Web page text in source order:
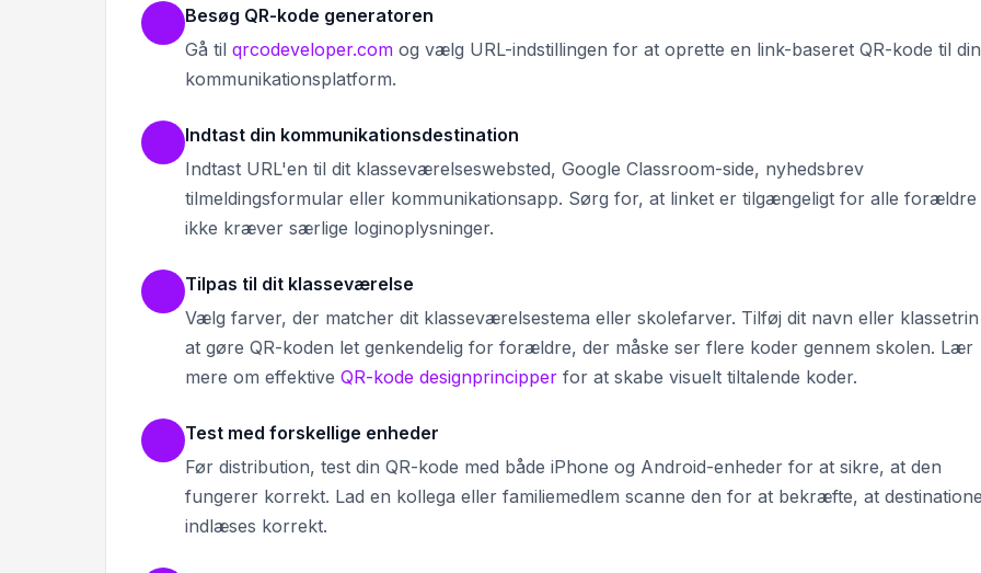
Besøg QR-kode generatoren
Gå til qrcodeveloper.com og vælg URL-indstillingen for at oprette en link-baseret QR-kode til din
kommunikationsplatform.
Indtast din kommunikationsdestination
Indtast URL'en til dit klasseværelseswebsted, Google Classroom-side, nyhedsbrev
tilmeldingsformular eller kommunikationsapp. Sørg for, at linket er tilgængeligt for alle forældre
ikke kræver særlige loginoplysninger.
Tilpas til dit klasseværelse
Vælg farver, der matcher dit klasseværelsestema eller skolefarver. Tilføj dit navn eller
at gøre QR-koden let genkendelig for forældre, der måske ser flere koder gennem skolen. Lær
mere om effektive QR-kode designprincipper for at skabe visuelt tiltalende koder.
Test med forskellige enheder
Før distribution, test din QR-kode med både iPhone og Android-enheder for at sikre, at den
fungerer korrekt. Lad en kollega eller familiemedlem scanne den for at bekræfte, at
indlæses korrekt.